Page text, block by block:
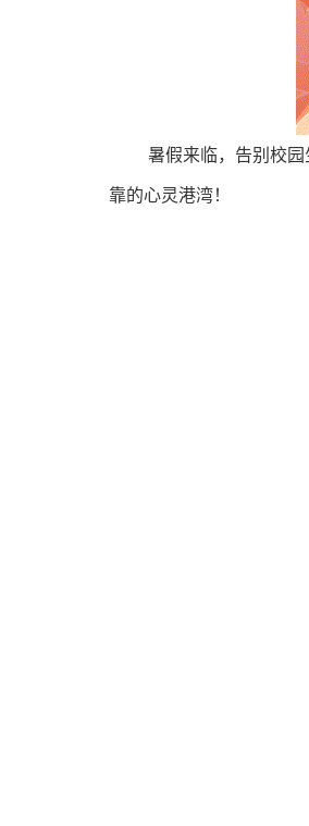
暑假来临，告别校
靠的心灵港湾！